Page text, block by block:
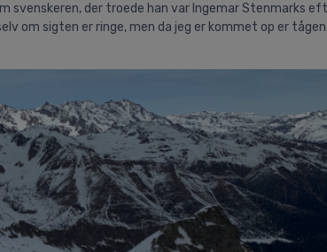
svenskeren, der troede han var Ingemar Stenmarks
om sigten er ringe, men da jeg er kommet op er